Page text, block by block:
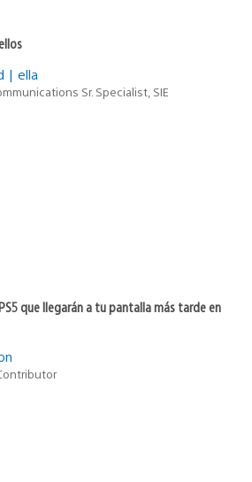
| ella
Sr. Specialist, SIE
que llegarán a tu pantalla más tarde en